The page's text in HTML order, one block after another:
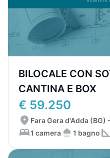
BILOCALE CON
CANTINA E BOX
€ 59.250
Fara Gera d'Adda (BG)
1 camera
1 bagno